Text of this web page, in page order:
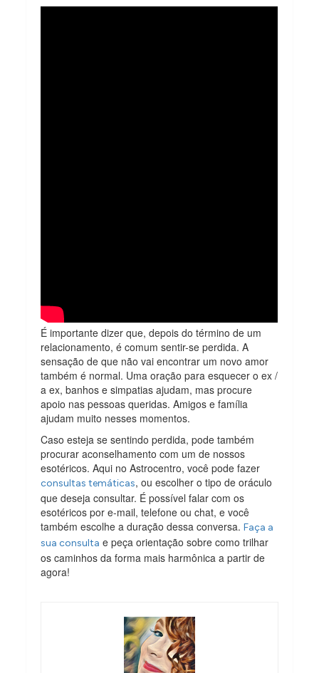
É importante dizer que, depois do término de um
relacionamento, é comum sentir-se perdida. A
sensação de que não vai encontrar um novo amor
também é normal. Uma oração para esquecer o ex /
a ex, banhos e simpatias ajudam, mas procure
apoio nas pessoas queridas. Amigos e família
ajudam muito nesses momentos.
Caso esteja se sentindo perdida, pode também
procurar aconselhamento com um de nossos
esotéricos. Aqui no Astrocentro, você pode fazer
consultas temáticas, ou escolher o tipo de oráculo
que deseja consultar. É possível falar com os
esotéricos por e-mail, telefone ou chat, e você
também escolhe a duração dessa conversa.Faça a
sua consulta e peça orientação sobre como trilhar
os caminhos da forma mais harmônica a partir de
agora!